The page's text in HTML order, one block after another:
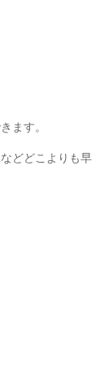
ます。
どどこよりも早